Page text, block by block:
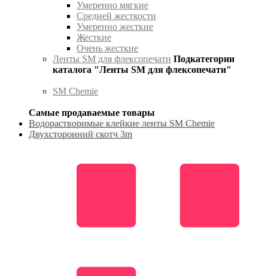
Умеренно мягкие
Средней жесткости
Умеренно жесткие
Жесткие
Очень жесткие
Ленты SM для флексопечати Подкатегории
каталога "Ленты SM для флексопечати"
SM Chemie
Самые продаваемые товары
Водорастворимые клейкие ленты SM Chemie
Двухсторонний скотч 3m